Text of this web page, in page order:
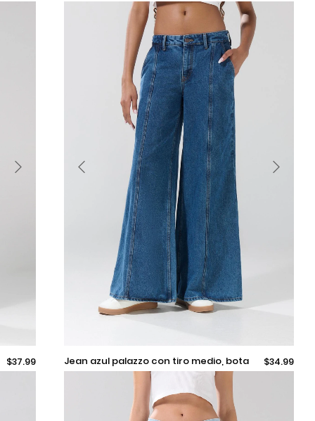
Añadir
posteriores y tiro medio
$37.99 Selecciona una talla
Añadir
$34.99
jean azul palazzo con tiro medio, bota
ancha y bolsillos